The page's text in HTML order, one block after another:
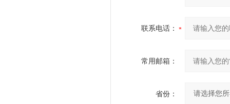
联系电话：
常用邮箱：
省份：